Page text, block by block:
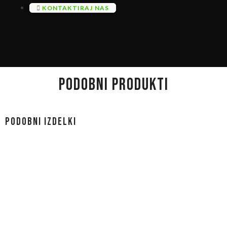
KONTAKTIRAJ NAS
PODOBNI PRODUKTI
Podobni izdelki